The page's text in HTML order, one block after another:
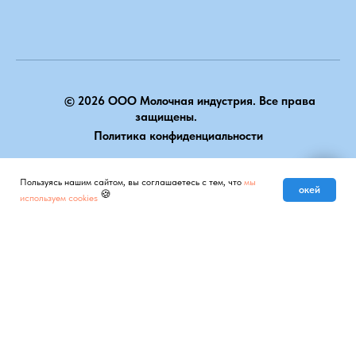
© 2026 ООО Молочная индустрия. Все права
защищены.
Политика конфиденциальности
Пользуясь нашим сайтом, вы соглашаетесь с тем, что мы
используем cookies 🍪 окей
Мы на связи